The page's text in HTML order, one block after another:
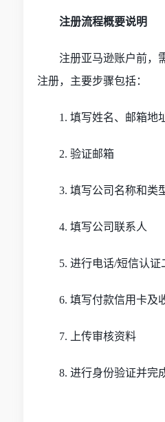
注册流程概要说明
注册亚马逊账户前，
注册，主要步骤包括：
1. 填写姓名、邮箱地
2. 验证邮箱
3. 填写公司名称和类
4. 填写公司联系人
5. 进行电话/短信认证
6. 填写付款信用卡及
7. 上传审核资料
8. 进行身份验证并完